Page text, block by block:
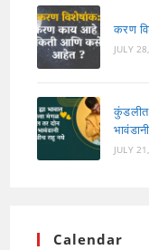
करण
JULY
कुंडलीत
JULY
Calendar